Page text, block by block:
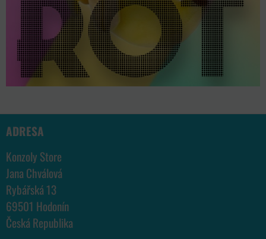
ADRESA
Konzoly Store
Jana Chválová
Rybářská 13
69501 Hodonín
Česká Republika